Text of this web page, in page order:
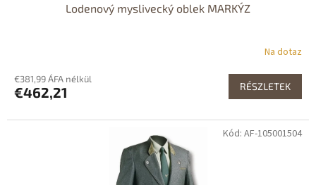
Lodenový myslivecký oblek MARKÝZ
Na dotaz
€381,99 ÁFA nélkül
€462,21 RÉSZLETEK
Kód: AF-105001504